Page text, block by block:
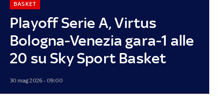
Playoff Serie A, Virtus
Bologna-Venezia gara-1 alle
20 su Sky Sport Basket
BASKET
30 mag 2026 - 09:00